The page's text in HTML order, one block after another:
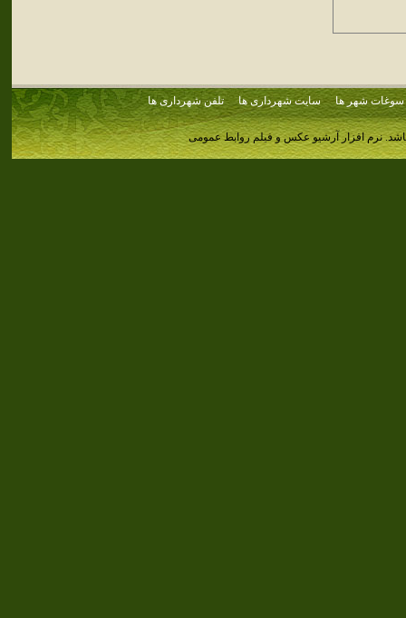
سوغات شهر ها سایت شهرداری ها تلفن شهرداری ها
نرم افزار آرشیو عکس و فیلم روابط عمومی